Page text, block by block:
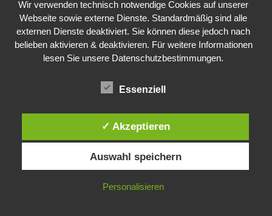
Wir verwenden technisch notwendige Cookies auf unserer
Webseite sowie externe Dienste. Standardmäßig sind alle
externen Dienste deaktiviert. Sie können diese jedoch nach
belieben aktivieren & deaktivieren. Für weitere Informationen
lesen Sie unsere Datenschutzbestimmungen.
Essenziell
✓ Akzeptieren
Auswahl speichern
Personalisieren